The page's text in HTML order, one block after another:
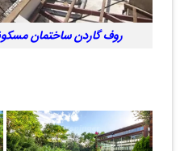
روف گاردن ساختمان